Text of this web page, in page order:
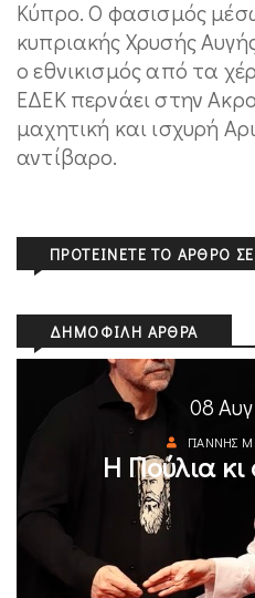
Κύπρο. Ο φασισμός
κυπριακής Χρυσής
ο εθνικισμός από τα
ΕΔΕΚ περνάει στην
μαχητική και ισχυρή
αντίβαρο.
ΠΡΟΤΕΊΝΕΤΕ ΤΟ ΆΡΘΡΟ
ΔΗΜΟΦΙΛΉ ΆΡΘΡΑ
08
ΓΙΆΝΝΗΣ
Η Πούλια κι